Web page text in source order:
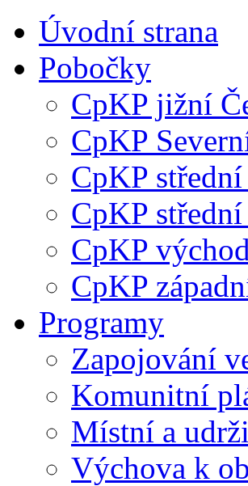
Úvodní strana
Pobočky
CpKP jižní
CpKP
CpKP
CpKP
CpKP
CpKP
Programy
Zapojování
Komunitní
Místní a
Výchova k